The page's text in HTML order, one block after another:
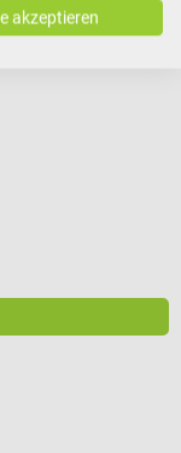
akzeptieren